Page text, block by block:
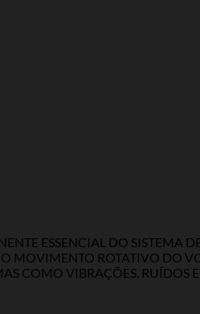
ESSENCIAL DO SISTEMA
MOVIMENTO ROTATIVO DO
COMO VIBRAÇÕES, RUÍDOS